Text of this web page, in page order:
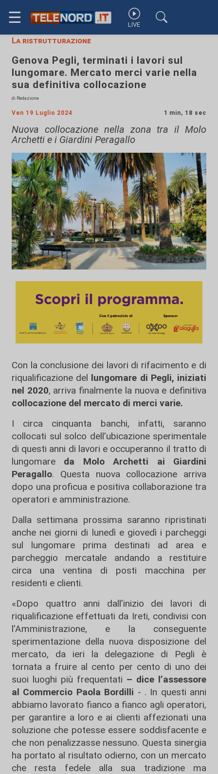
☰ LIVE
La ristrutturazione
Genova Pegli, terminati i lavori sul
lungomare. Mercato merci varie nella
sua definitiva collocazione
di Redazione
Ven 19 Luglio 2024 1 min, 18 sec
Nuova collocazione nella zona tra il Molo
Archetti e i Giardini Peragallo
Con la conclusione dei lavori di rifacimento e di
riqualificazione del lungomare di Pegli, iniziati
nel 2020, arriva finalmente la nuova e definitiva
collocazione del mercato di merci varie.
I circa cinquanta banchi, infatti, saranno
collocati sul solco dell’ubicazione sperimentale
di questi anni di lavori e occuperanno il tratto di
lungomare da Molo Archetti ai Giardini
Peragallo. Questa nuova collocazione arriva
dopo una proficua e positiva collaborazione tra
operatori e amministrazione.
Dalla settimana prossima saranno ripristinati
anche nei giorni di lunedì e giovedì i parcheggi
sul lungomare prima destinati ad area e
parcheggio mercatale andando a restituire
circa una ventina di posti macchina per
residenti e clienti.
«Dopo quattro anni dall’inizio dei lavori di
riqualificazione effettuati da Ireti, condivisi con
l’Amministrazione, e la conseguente
sperimentazione della nuova disposizione del
mercato, da ieri la delegazione di Pegli è
tornata a fruire al cento per cento di uno dei
suoi luoghi più frequentati – dice l’assessore
al Commercio Paola Bordilli - . In questi anni
abbiamo lavorato fianco a fianco agli operatori,
per garantire a loro e ai clienti affezionati una
soluzione che potesse essere soddisfacente e
che non penalizzasse nessuno. Questa sinergia
ha portato al risultato odierno, con un mercato
che resta fedele alla sua tradizione ma